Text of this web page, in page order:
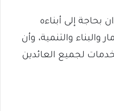
بحاجة إلى أبناءه
والبناء والتنمية، وأن
لجميع العائدين